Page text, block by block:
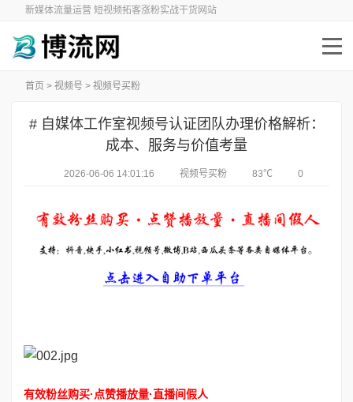
新媒体流量运营 短视频拓客涨粉实战干货网站
首页 > 视频号 > 视频号买粉
# 自媒体工作室视频号认证团队办理价格解析：
成本、服务与价值考量
2026-06-06 14:01:16 视频号买粉 83℃ 0
有效粉丝购买·点赞播放量·直播间假人